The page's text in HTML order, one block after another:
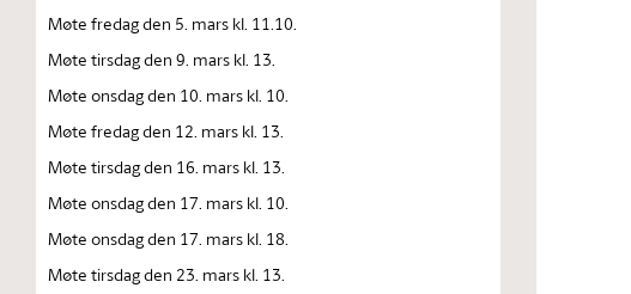
Møte fredag den 5. mars kl. 11.10.
Møte tirsdag den 9. mars kl. 13.
Møte onsdag den 10. mars kl. 10.
Møte fredag den 12. mars kl. 13.
Møte tirsdag den 16. mars kl. 13.
Møte onsdag den 17. mars kl. 10.
Møte onsdag den 17. mars kl. 18.
Møte tirsdag den 23. mars kl. 13.